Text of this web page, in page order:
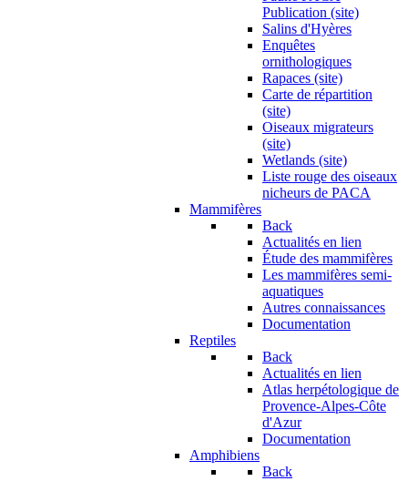
Publication (site)
Salins d'Hyères
Enquêtes
ornithologiques
Rapaces (site)
Carte de répartition
(site)
Oiseaux migrateurs
(site)
Wetlands (site)
Liste rouge des oiseaux
nicheurs de PACA
Mammifères
Back
Actualités en lien
Étude des mammifères
Les mammifères semi-
aquatiques
Autres connaissances
Documentation
Reptiles
Back
Actualités en lien
Atlas herpétologique de
Provence-Alpes-Côte
d'Azur
Documentation
Amphibiens
Back